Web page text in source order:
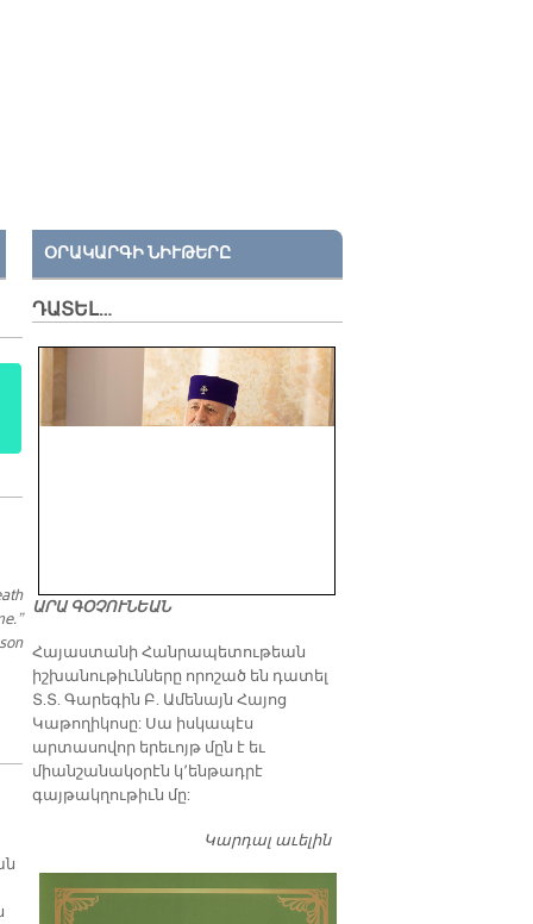
ՕՐԱԿԱՐԳԻ ՆԻՒԹԵՐԸ
ԴԱՏԵԼ…
ԱՐԱ ԳՕՉՈՒՆԵԱՆ
​Հայաստանի Հանրապետութեան
իշխանութիւնները որոշած են դատել
Տ.Տ. Գարեգին Բ. Ամենայն Հայոց
Կաթողիկոսը: Սա իսկապէս
արտասովոր երեւոյթ մըն է եւ
միանշանակօրէն կ՚ենթադրէ
գայթակղութիւն մը:
Կարդալ աւելինԴատել…